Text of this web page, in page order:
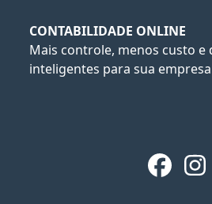
CONTABILIDADE ONLINE
Mais controle, menos custo e
inteligentes para sua